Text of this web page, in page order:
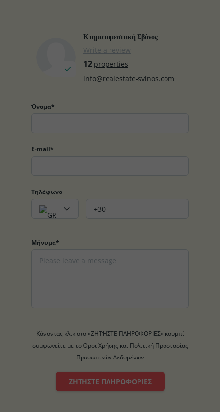
Κτηματομεσιτική Σβύνος
Write a review
12 properties
info@realestate-svinos.com
Όνομα*
E-mail*
Τηλέφωνο
Μήνυμα*
Κάνοντας κλικ στο «ΖΗΤΉΣΤΕ ΠΛΗΡΟΦΟΡΊΕΣ» κουμπί
συμφωνείτε με το Όροι Χρήσης και Πολιτική Προστασίας
Προσωπικών Δεδομένων
ΖΗΤΉΣΤΕ ΠΛΗΡΟΦΟΡΊΕΣ